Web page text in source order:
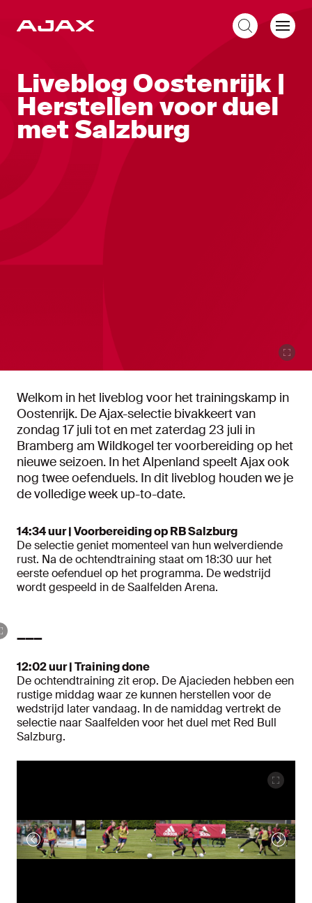
Liveblog Oostenrijk |
Herstellen voor duel
met Salzburg
Welkom in het liveblog voor het trainingskamp in
Oostenrijk. De Ajax-selectie bivakkeert van
zondag 17 juli tot en met zaterdag 23 juli in
Bramberg am Wildkogel ter voorbereiding op het
nieuwe seizoen. In het Alpenland speelt Ajax ook
nog twee oefenduels. In dit liveblog houden we je
de volledige week up-to-date.
14:34 uur | Voorbereiding op RB Salzburg
De selectie geniet momenteel van hun welverdiende
rust. Na de ochtendtraining staat om 18:30 uur het
eerste oefenduel op het programma. De wedstrijd
wordt gespeeld in de Saalfelden Arena.
➖➖➖
12:02 uur | Training done
De ochtendtraining zit erop. De Ajacieden hebben een
rustige middag waar ze kunnen herstellen voor de
wedstrijd later vandaag. In de namiddag vertrekt de
selectie naar Saalfelden voor het duel met Red Bull
Salzburg.